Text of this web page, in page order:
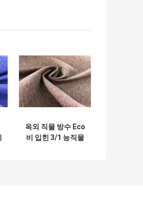
옥외 직물 방수 Eco
비 입힌 3/1 능직물